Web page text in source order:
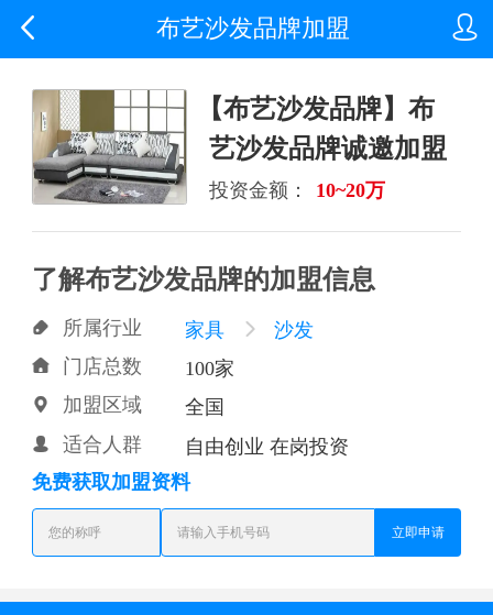

 布艺沙发品牌加盟
【布艺沙发品牌】布
艺沙发品牌诚邀加盟
投资金额： 10~20万
了解布艺沙发品牌的加盟信息
 所属行业 家具  沙发
 门店总数 100家
 加盟区域 全国
 适合人群
自由创业 在岗投资
免费获取加盟资料
立即申请